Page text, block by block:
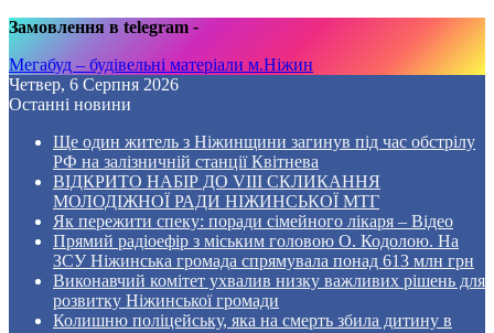
Замовлення в telegram -
Мегабуд – будівельні матеріали м.Ніжин
Четвер, 6 Серпня 2026
Останні новини
Ще один житель з Ніжинщини загинув під час обстрілу
РФ на залізничній станції Квітнева
ВІДКРИТО НАБІР ДО VIII СКЛИКАННЯ
МОЛОДІЖНОЇ РАДИ НІЖИНСЬКОЇ МТГ
Як пережити спеку: поради сімейного лікаря – Відео
Прямий радіоефір з міським головою О. Кодолою. На
ЗСУ Ніжинська громада спрямувала понад 613 млн грн
Виконавчий комітет ухвалив низку важливих рішень для
розвитку Ніжинської громади
Колишню поліцейську, яка на смерть збила дитину в